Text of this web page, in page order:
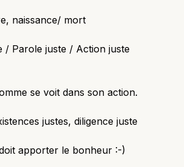
naissance/ mort
/ Parole juste / Action juste
se voit dans son action.
justes, diligence juste
apporter le bonheur :-)